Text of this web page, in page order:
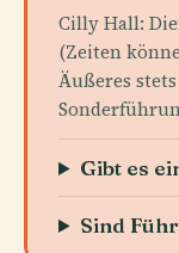
Cilly Hall:
(Zeiten
Äußeres
Gibt es
Sind